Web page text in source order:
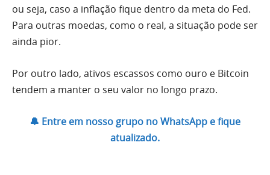
ou seja, caso a inflação fique dentro da meta do Fed.
Para outras moedas, como o real, a situação pode ser
ainda pior.
Por outro lado, ativos escassos como ouro e Bitcoin
tendem a manter o seu valor no longo prazo.
🔔 Entre em nosso grupo no WhatsApp e fique
atualizado.